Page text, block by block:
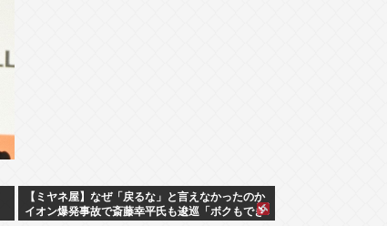
【ミヤネ屋】なぜ「戻るな」と言えなかったのか
イオン爆発事故で斎藤幸平氏も逡巡「ボクもでき